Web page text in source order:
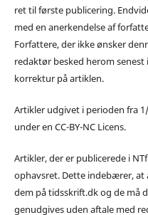
ret til første publicering.
med en anerkendelse af
Forfattere, der ikke ønsker
redaktør besked herom
korrektur på artiklen.
Artikler udgivet i perioden fra
under en CC-BY-NC Licens.
Artikler, der er publicerede i
ophavsret. Dette indebærer, at
dem på tidsskrift.dk og de må
genudgives uden aftale med